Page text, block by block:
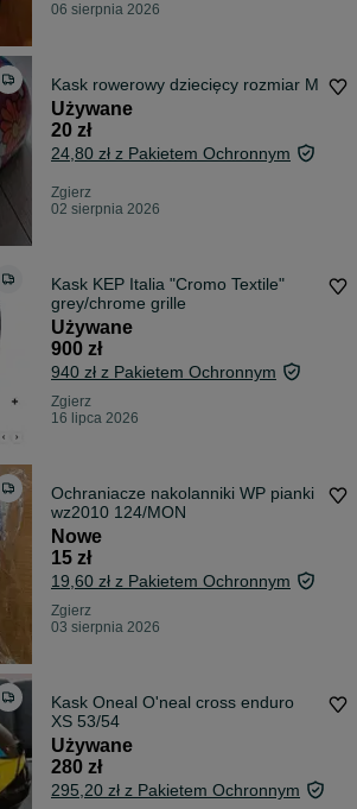
06 sierpnia 2026
Kask rowerowy dziecięcy rozmiar M
Używane
20 zł
24,80 zł z Pakietem Ochronnym
Zgierz
02 sierpnia 2026
Kask KEP Italia "Cromo Textile"
grey/chrome grille
Używane
900 zł
940 zł z Pakietem Ochronnym
Zgierz
16 lipca 2026
Ochraniacze nakolanniki WP pianki
wz2010 124/MON
Nowe
15 zł
19,60 zł z Pakietem Ochronnym
Zgierz
03 sierpnia 2026
Kask Oneal O'neal cross enduro
XS 53/54
Używane
280 zł
295,20 zł z Pakietem Ochronnym